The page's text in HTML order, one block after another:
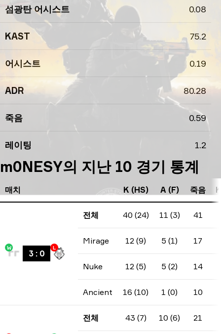
섬광탄 어시스트 0.08
KAST 75.2
어시스트 0.19
ADR 80.28
죽음 0.59
레이팅 1.2
m0NESY의 지난 10 경기 통계
매치 K (HS) A (F) 죽음
W
3: 0
L
전체 40 (24) 11 (3) 41
Mirage 12 (9) 5 (1) 17
Nuke 12 (5) 5 (2) 14
Ancient 16 (10) 1 (0) 10
전체 43 (7) 10 (6) 21